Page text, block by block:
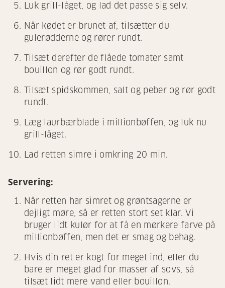
Luk grill-låget, og lad det passe sig selv.
Når kødet er brunet af, tilsætter du
gulerødderne og rører rundt.
Tilsæt derefter de flåede tomater samt
bouillon og rør godt rundt.
Tilsæt spidskommen, salt og peber og rør godt
rundt.
Læg laurbærblade i millionbøffen, og luk nu
grill-låget.
Lad retten simre i omkring 20 min.
Servering:
Når retten har simret og grøntsagerne er
dejligt møre, så er retten stort set klar. Vi
bruger lidt kulør for at få en mørkere farve på
millionbøffen, men det er smag og behag.
Hvis din ret er kogt for meget ind, eller du
bare er meget glad for masser af sovs, så
tilsæt lidt mere vand eller bouillon.